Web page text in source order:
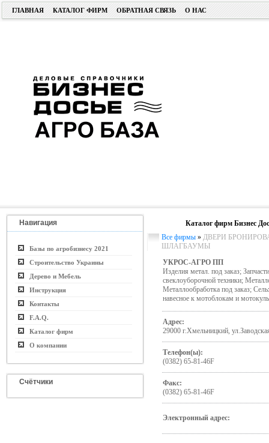
ГЛАВНАЯ КАТАЛОГ ФИРМ ОБРАТНАЯ СВЯЗЬ О НАС
Навигация
Базы по агробизнесу 2021
Строительство Украины
Дерево и Мебель
Инструкция
Контакты
F.A.Q.
Каталог фирм
О компании
Счётчики
Каталог фирм Бизнес
Все фирмы » ДВЕРИ
ШЛАГБАУМЫ
УКРОС-АГРО ПП
Изделия метал. под заказ;
свеклоуборочной техники;
Металлообработка под заказ;
навесное к мотоблокам и
Адрес:
29000 г.Хмельницкий,
Телефон(ы):
(0382) 65-81-46F
Факс:
(0382) 65-81-46F
Электронный адрес: